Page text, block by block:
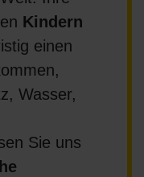
Kindern
einen
Wasser,
Sie uns